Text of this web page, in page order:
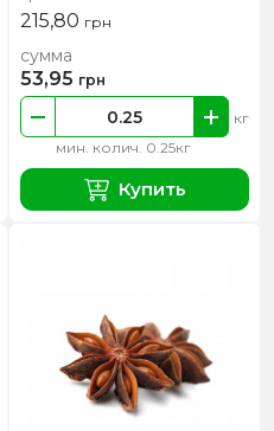
215,80 грн
мин. колич. 0.25кг
кг
сумма
53,95 грн
Купить